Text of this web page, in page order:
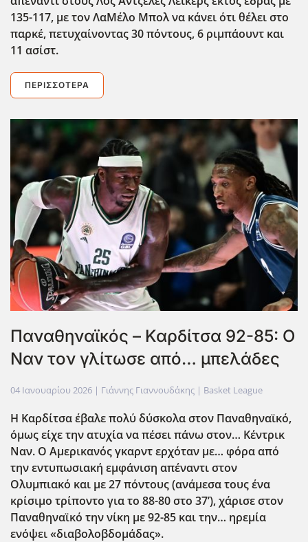
135-117, με τον ΛαΜέλο Μπολ να κάνει ότι θέλει στο
παρκέ, πετυχαίνοντας 30 πόντους, 6 ριμπάουντ και
11 ασίστ.
ΠΕΡΙΣΣΌΤΕΡΑ
Παναθηναϊκός – Καρδίτσα 92-85: Ο
Ναν τον γλίτωσε από… μπελάδες
04 Ιανουαρίου 2026 | Γιάννης Γιαννουδάκης | Basket League
Η Καρδίτσα έβαλε πολύ δύσκολα στον Παναθηναϊκό,
όμως είχε την ατυχία να πέσει πάνω στον… Κέντρικ
Ναν. Ο Αμερικανός γκαρντ ερχόταν με… φόρα από
την εντυπωσιακή εμφάνιση απέναντι στον
Ολυμπιακό και με 27 πόντους (ανάμεσα τους ένα
κρίσιμο τρίποντο για το 88-80 στο 37’), χάρισε στον
Παναθηναϊκό την νίκη με 92-85 και την… ηρεμία
ενόψει «διαβολοβδομάδας».